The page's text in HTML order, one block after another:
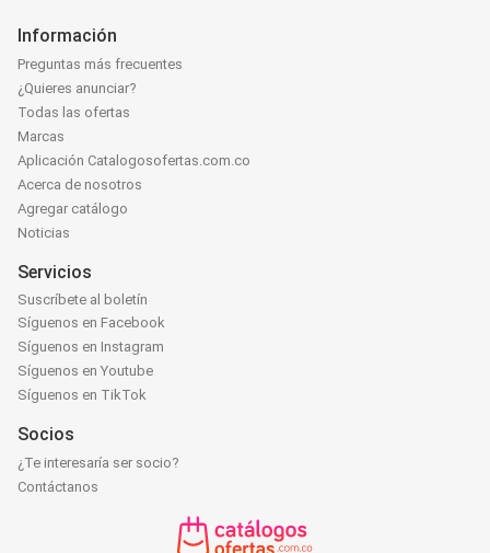
Información
Preguntas más frecuentes
¿Quieres anunciar?
Todas las ofertas
Marcas
Aplicación Catalogosofertas.com.co
Acerca de nosotros
Agregar catálogo
Noticias
Servicios
Suscríbete al boletín
Síguenos en Facebook
Síguenos en Instagram
Síguenos en Youtube
Síguenos en TikTok
Socios
¿Te interesaría ser socio?
Contáctanos